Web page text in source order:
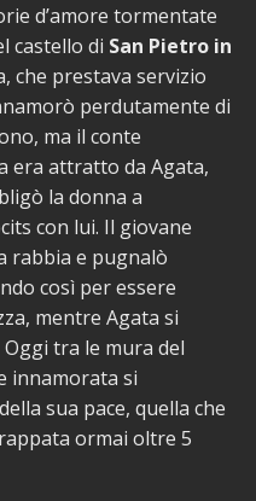
d’amore tormentate
castello di San Pietro in
che prestava servizio
perdutamente di
ma il conte
era attratto da Agata,
la donna a
con lui. Il giovane
rabbia e pugnalò
così per essere
mentre Agata si
tra le mura del
innamorata si
sua pace, quella che
ormai oltre 5